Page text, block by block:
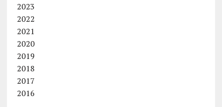
2023
2022
2021
2020
2019
2018
2017
2016